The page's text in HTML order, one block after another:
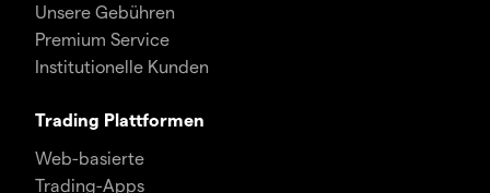
Unsere Gebühren
Premium Service
Institutionelle Kunden
Trading Plattformen
Web-basierte
Trading-Apps